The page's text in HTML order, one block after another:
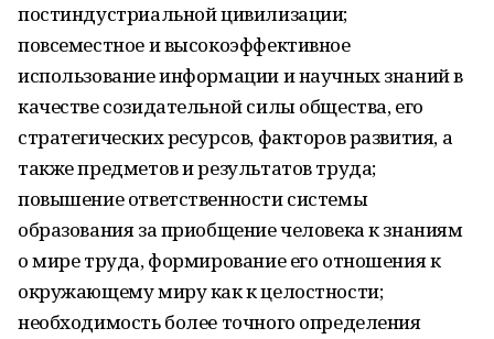
постиндустриальной цивилизации;
повсеместное и высокоэффективное
использование информации и научных знаний в
качестве созидательной силы общества, его
стратегических ресурсов, факторов развития, а
также предметов и результатов труда;
повышение ответственности системы
образования за приобщение человека к знаниям
о мире труда, формирование его отношения к
окружающему миру как к целостности;
необходимость более точного определения